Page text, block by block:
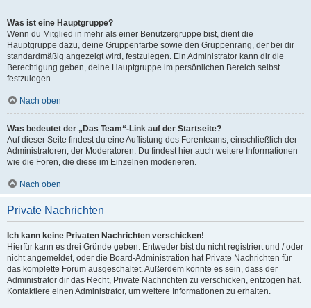
Was ist eine Hauptgruppe?
Wenn du Mitglied in mehr als einer Benutzergruppe bist, dient die
Hauptgruppe dazu, deine Gruppenfarbe sowie den Gruppenrang, der bei dir
standardmäßig angezeigt wird, festzulegen. Ein Administrator kann dir die
Berechtigung geben, deine Hauptgruppe im persönlichen Bereich selbst
festzulegen.
Nach oben
Was bedeutet der „Das Team“-Link auf der Startseite?
Auf dieser Seite findest du eine Auflistung des Forenteams, einschließlich der
Administratoren, der Moderatoren. Du findest hier auch weitere Informationen
wie die Foren, die diese im Einzelnen moderieren.
Nach oben
Private Nachrichten
Ich kann keine Privaten Nachrichten verschicken!
Hierfür kann es drei Gründe geben: Entweder bist du nicht registriert und / oder
nicht angemeldet, oder die Board-Administration hat Private Nachrichten für
das komplette Forum ausgeschaltet. Außerdem könnte es sein, dass der
Administrator dir das Recht, Private Nachrichten zu verschicken, entzogen hat.
Kontaktiere einen Administrator, um weitere Informationen zu erhalten.